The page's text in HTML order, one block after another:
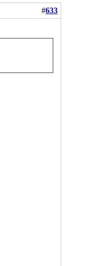
#633